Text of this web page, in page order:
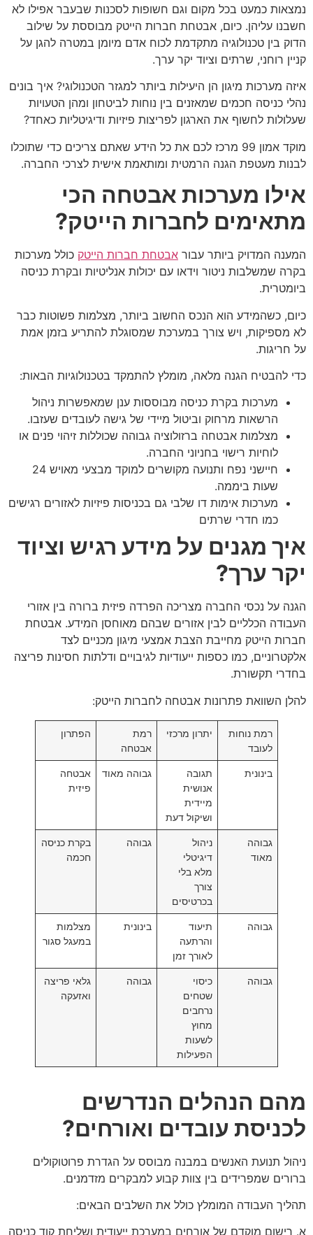
נמצאות כמעט בכל מקום וגם חשופות לסכנות שבעבר אפילו לא
חשבנו עליהן. כיום, אבטחת חברות הייטק מבוססת על שילוב
הדוק בין טכנולוגיה מתקדמת לכוח אדם מיומן במטרה להגן על
קניין רוחני, שרתים וציוד יקר ערך.
איזה מערכות מיגון הן היעילות ביותר למגזר הטכנולוגי? איך בונים
נהלי כניסה חכמים שמאזנים בין נוחות לביטחון ומהן הטעויות
שעלולות לחשוף את הארגון לפריצות פיזיות ודיגיטליות כאחד?
מוקד אמון 99 מרכז לכם את כל הידע שאתם צריכים כדי שתוכלו
לבנות מעטפת הגנה הרמטית ומותאמת אישית לצרכי החברה.
אילו מערכות אבטחה הכי
מתאימים לחברות הייטק?
המענה המדויק ביותר עבור אבטחת חברות הייטק כולל מערכות
בקרה שמשלבות ניטור וידאו עם יכולות אנליטיות ובקרת כניסה
ביומטרית.
כיום, כשהמידע הוא הנכס החשוב ביותר, מצלמות פשוטות כבר
לא מספיקות, ויש צורך במערכת שמסוגלת להתריע בזמן אמת
על חריגות.
כדי להבטיח הגנה מלאה, מומלץ להתמקד בטכנולוגיות הבאות:
מערכות בקרת כניסה מבוססות ענן שמאפשרות ניהול
הרשאות מרחוק וביטול מיידי של גישה לעובדים שעזבו.
מצלמות אבטחה ברזולוציה גבוהה שכוללות זיהוי פנים או
לוחיות רישוי בחניוני החברה.
חיישני נפח ותנועה מקושרים למוקד מבצעי מאויש 24
שעות ביממה.
מערכות אימות דו שלבי גם בכניסות פיזיות לאזורים רגישים
כמו חדרי שרתים
איך מגנים על מידע רגיש וציוד
יקר ערך?
הגנה על נכסי החברה מצריכה הפרדה פיזית ברורה בין אזורי
העבודה הכלליים לבין אזורים שבהם מאוחסן המידע. אבטחת
חברות הייטק מחייבת הצבת אמצעי מיגון מכניים לצד
אלקטרוניים, כמו כספות ייעודיות לגיבויים ודלתות חסינות פריצה
בחדרי תקשורת.
להלן השוואת פתרונות אבטחה לחברות הייטק:
רמת נוחות
לעובד
יתרון מרכזי
רמת
אבטחה
הפתרון
בינונית
תגובה
אנושית
מיידית
ושיקול דעת
גבוהה מאוד
אבטחה
פיזית
גבוהה
מאוד
ניהול
דיגיטלי
מלא בלי
צורך
בכרטיסים
גבוהה
בקרת כניסה
חכמה
גבוהה
תיעוד
והרתעה
לאורך זמן
בינונית
מצלמות
במעגל סגור
גבוהה
כיסוי
שטחים
נרחבים
מחוץ
לשעות
הפעילות
גבוהה
גלאי פריצה
ואזעקה
מהם הנהלים הנדרשים
לכניסת עובדים ואורחים?
ניהול תנועת האנשים במבנה מבוסס על הגדרת פרוטוקולים
ברורים שמפרידים בין צוות קבוע למבקרים מזדמנים.
תהליך העבודה המומלץ כולל את השלבים הבאים:
א. רישום מוקדם של אורחים במערכת ייעודית ושליחת קוד כניסה